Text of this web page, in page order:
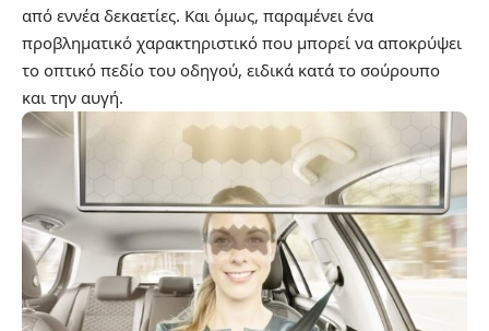
από εννέα δεκαετίες. Και όμως, παραμένει ένα
προβληματικό χαρακτηριστικό που μπορεί να αποκρύψει
το οπτικό πεδίο του οδηγού, ειδικά κατά το σούρουπο
και την αυγή.